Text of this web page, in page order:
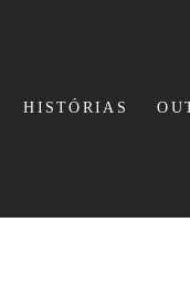
HISTÓRIAS